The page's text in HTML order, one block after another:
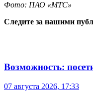
Фото: ПАО «МТС»
Следите за нашими
Возможность:
07 августа 2026, 17:33